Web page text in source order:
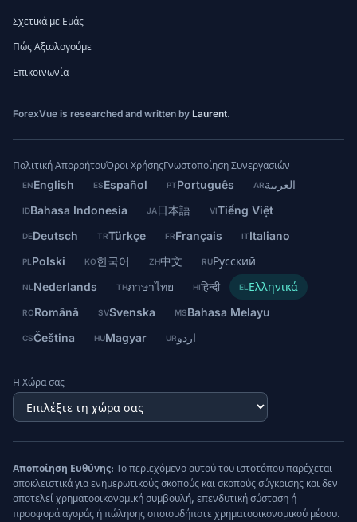
Σχετικά με Εμάς
Πώς Αξιολογούμε
Επικοινωνία
ForexVue is researched and written by Laurent.
Πολιτική ΑπορρήτουΌροι ΧρήσηςΓνωστοποίηση Συνεργασιών
ENEnglish ESEspañol PTPortuguês ARالعربية
IDBahasa Indonesia JA日本語 VITiếng Việt
DEDeutsch TRTürkçe FRFrançais ITItaliano
PL Polski KO한국어 ZH中文 RUРусский
NL Nederlands THภาษาไทย HIहिन्दी EL Ελληνικά
RORomână SVSvenska MSBahasa Melayu
CSČeština HUMagyar URاردو
Η Χώρα σας
Αποποίηση Ευθύνης: Το περιεχόμενο αυτού του ιστοτόπου παρέχεται
αποκλειστικά για ενημερωτικούς σκοπούς και σκοπούς σύγκρισης και δεν
αποτελεί χρηματοοικονομική συμβουλή, επενδυτική σύσταση ή
προσφορά αγοράς ή πώλησης οποιουδήποτε χρηματοοικονομικού μέσου.